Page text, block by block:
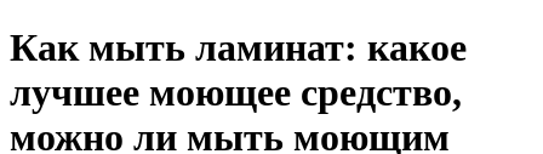
Как мыть ламинат: какое
лучшее моющее средство,
можно ли мыть моющим